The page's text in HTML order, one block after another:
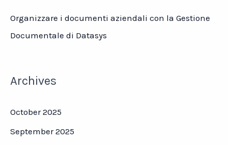
Organizzare i documenti aziendali con la Gestione
Documentale di Datasys
Archives
October 2025
September 2025